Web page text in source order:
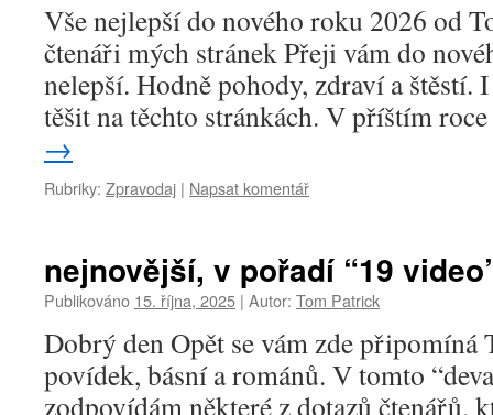
Vše nejlepší do nového roku 2026 od
čtenáři mých stránek Přeji vám do
nelepší. Hodně pohody, zdraví a štěstí.
těšit na těchto stránkách. V příštím
→
Rubriky: Zpravodaj | Napsat komentář
nejnovější, v pořadí “19
Publikováno 15. října, 2025 | Autor: Tom Patrick
Dobrý den Opět se vám zde připomíná
povídek, básní a románů. V tomto
zodpovídám některé z dotazů čtenářů,